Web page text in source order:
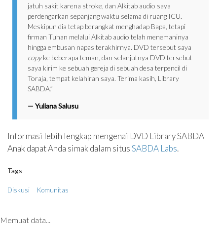
jatuh sakit karena stroke, dan Alkitab audio saya
perdengarkan sepanjang waktu selama di ruang ICU.
Meskipun dia tetap berangkat menghadap Bapa, tetapi
firman Tuhan melalui Alkitab audio telah menemaninya
hingga embusan napas terakhirnya. DVD tersebut saya
copyke beberapa teman, dan selanjutnya DVD tersebut
saya kirim ke sebuah gereja di sebuah desa terpencil di
Toraja, tempat kelahiran saya. Terima kasih, Library
SABDA.”
— Yuliana Salusu
Informasi lebih lengkap mengenai DVD Library SABDA
Anak dapat Anda simak dalam situsSABDA Labs.
Tags
Diskusi Komunitas
Memuat data...